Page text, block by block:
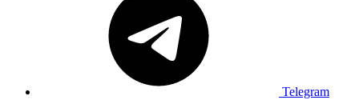
Telegram